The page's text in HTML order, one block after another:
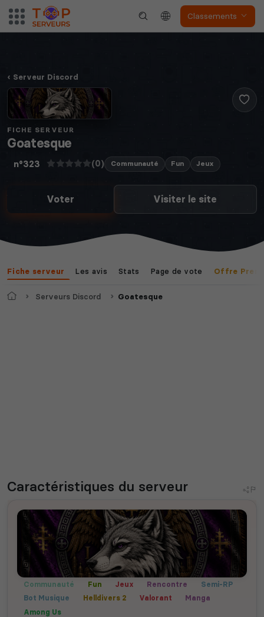
Classements
Serveur Discord
FICHE SERVEUR
Goatesque
n°323 (0) Communauté Fun Jeux
Voter Visiter le site
Fiche serveur Les avis Stats Page de vote Offre
AccueilServeurs Discord Goatesque
Caractéristiques du serveur
Communauté Fun Jeux Rencontre
Semi-RP
Bot Musique
Helldivers 2 Valorant
Manga
Among Us